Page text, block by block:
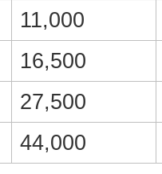
11,000
16,500
27,500
44,000